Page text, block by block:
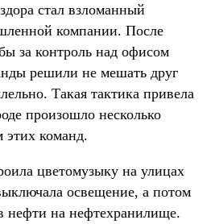
стал взломанный
компании. После
за контроль над офисом
решили не мешать друг
Такая тактика привела
произошло несколько
этих команд.
цветомузыку на улицах
освещение, а потом
нефти на нефтехранилище.